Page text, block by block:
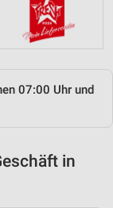
07:00 Uhr und
in